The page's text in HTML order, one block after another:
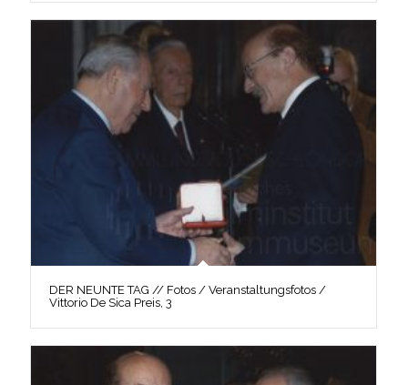
DER NEUNTE TAG // Fotos / Veranstaltungsfotos /
Vittorio De Sica Preis, 3